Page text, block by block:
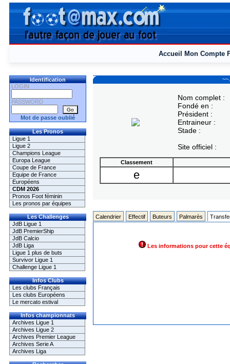
Accueil Mon Compte
Identification
LOGIN
PASSWORD
Mot de passe oublié
Les Pronos
Ligue 1
Ligue 2
Champions League
Europa League
Coupe de France
Equipe de France
Européens
CDM 2026
Pronos Foot féminin
Les pronos par équipes
Les Challenges
JdB Ligue 1
JdB PremierShip
JdB Calcio
JdB Liga
Ligue 1 plus de buts
Survivor Ligue 1
Challenge Ligue 1
Infos Clubs
Les clubs Français
Les clubs Européens
Le mercato estival
Infos championnats
Archives Ligue 1
Archives Ligue 2
Archives Premier League
Archives Serie A
Archives Liga
~~
Nom complet :
Fondé en :
Président :
Entraineur :
Stade :
Site officiel :
Classement
e
Calendrier Effectif Buteurs Palmarès
Les informations pour cette